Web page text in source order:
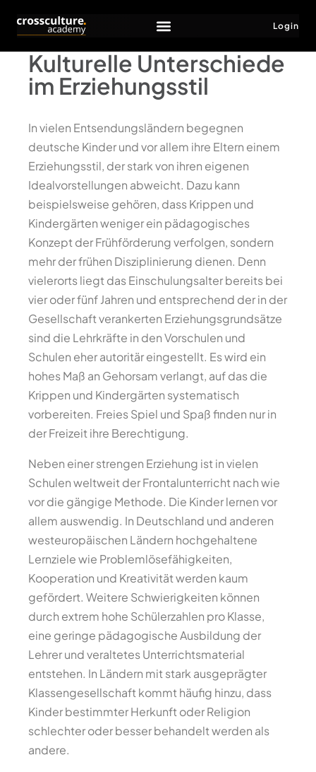
Login
Kulturelle Unterschiede
im Erziehungsstil
In vielen Entsendungsländern begegnen
deutsche Kinder und vor allem ihre Eltern einem
Erziehungsstil, der stark von ihren eigenen
Idealvorstellungen abweicht. Dazu kann
beispielsweise gehören, dass Krippen und
Kindergärten weniger ein pädagogisches
Konzept der Frühförderung verfolgen, sondern
mehr der frühen Disziplinierung dienen. Denn
vielerorts liegt das Einschulungsalter bereits bei
vier oder fünf Jahren und entsprechend der in der
Gesellschaft verankerten Erziehungsgrundsätze
sind die Lehrkräfte in den Vorschulen und
Schulen eher autoritär eingestellt. Es wird ein
hohes Maß an Gehorsam verlangt, auf das die
Krippen und Kindergärten systematisch
vorbereiten. Freies Spiel und Spaß finden nur in
der Freizeit ihre Berechtigung.
Neben einer strengen Erziehung ist in vielen
Schulen weltweit der Frontalunterricht nach wie
vor die gängige Methode. Die Kinder lernen vor
allem auswendig. In Deutschland und anderen
westeuropäischen Ländern hochgehaltene
Lernziele wie Problemlösefähigkeiten,
Kooperation und Kreativität werden kaum
gefördert. Weitere Schwierigkeiten können
durch extrem hohe Schülerzahlen pro Klasse,
eine geringe pädagogische Ausbildung der
Lehrer und veraltetes Unterrichtsmaterial
entstehen. In Ländern mit stark ausgeprägter
Klassengesellschaft kommt häufig hinzu, dass
Kinder bestimmter Herkunft oder Religion
schlechter oder besser behandelt werden als
andere.